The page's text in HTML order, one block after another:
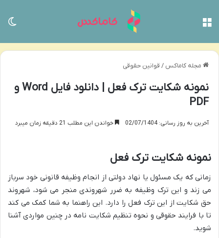
مجله کاماکس / قوانین حقوقی
نمونه شکایت ترک فعل | دانلود فایل Word و
PDF
آخرین به روز رسانی: 02/07/1404 خواندن این مطلب 21 دقیقه زمان میبرد
نمونه شکایت ترک فعل
زمانی که یک مسئول یا نهاد دولتی از انجام وظیفه قانونی خود سرباز
می زند و این ترک وظیفه به ضرر شهروندی منجر می شود، شهروند
حق شکایت از این ترک فعل را دارد. این راهنما به شما کمک می کند
تا با فرایند حقوقی و نحوه تنظیم شکایت نامه در چنین مواردی آشنا
شوید.